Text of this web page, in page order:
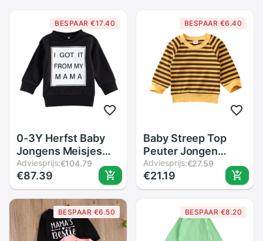
BESPAAR €17.40
0-3Y Herfst Baby
Jongens Meisjes
Sweatshirt Tops
Brief Print Lange
Mouwen Trui
Katoen Tops Outfits
Adviesprijs:€104.79
€87.39
BESPAAR €6.40
Baby Streep Top
Peuter Jongen
Meisje 6M-4Y
Lange Mouwen Trui
Een Stuk Outfits
Kleding 2 Kleuren
Adviesprijs:€27.59
€21.19
BESPAAR €6.50 BESPAAR €8.20